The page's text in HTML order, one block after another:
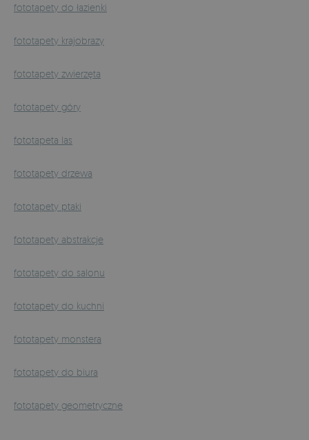
fototapety do łazienki
fototapety krajobrazy
fototapety zwierzęta
fototapety góry
fototapeta las
fototapety drzewa
fototapety ptaki
fototapety abstrakcje
fototapety do salonu
fototapety do kuchni
fototapety monstera
fototapety do biura
fototapety geometryczne